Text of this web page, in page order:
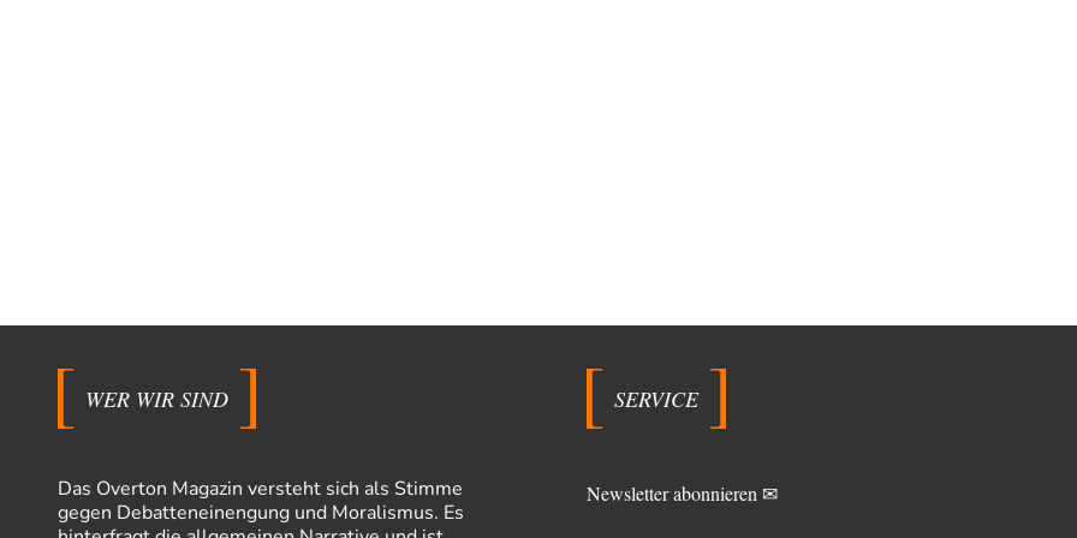
WER WIR SIND
Das Overton Magazin versteht sich als Stimme
gegen Debatteneinengung und Moralismus. Es
SERVICE
Newsletter abonnieren ✉